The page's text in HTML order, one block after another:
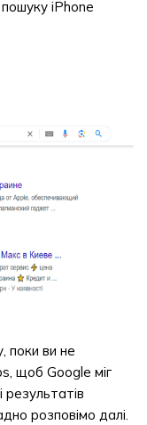
пошуку iPhone
поки ви не
щоб Google міг
результатів
розповімо далі.